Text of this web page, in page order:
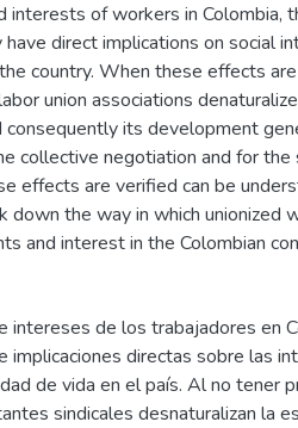
interests of workers in Colombia,
have direct implications on social
country. When these effects
union associations
its development
collective negotiation and for the
effects are verified can be
down the way in which unionized
and interest in the Colombian
intereses de los trabajadores en
implicaciones directas sobre las
de vida en el país. Al no tener
sindicales desnaturalizan la